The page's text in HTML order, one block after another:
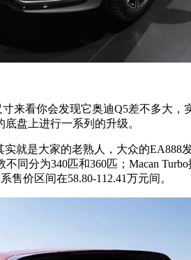
寸来看你会发现它奥迪Q5差不多大
盘上进行一系列的升级。
就是大家的老熟人，大众的EA888
同分为340匹和360匹；Macan
售价区间在58.80-112.41万元间。